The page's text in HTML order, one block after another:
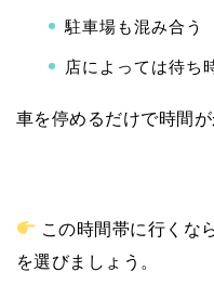
駐車場も混み合う
店によっては待ち
車を停めるだけで時間
この時間帯に行くな
を選びましょう。